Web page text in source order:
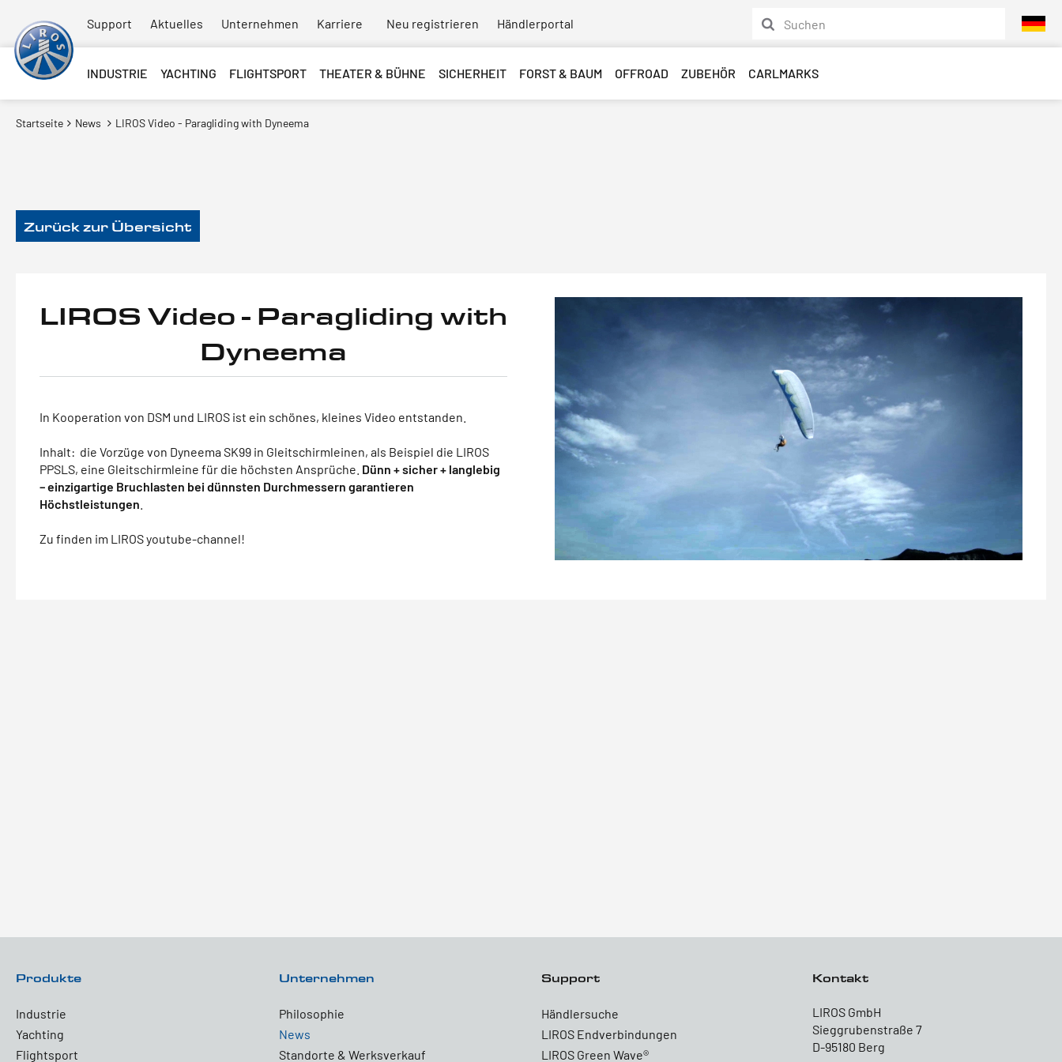
Support Aktuelles Unternehmen Karriere Neu registrieren Händlerportal
INDUSTRIE YACHTING FLIGHTSPORT THEATER & BÜHNE SICHERHEIT FORST & BAUM OFFROAD ZUBEHÖR CARLMARKS
Startseite News LIROS Video - Paragliding with Dyneema
Zurück zur Übersicht
LIROS Video - Paragliding with
Dyneema
In Kooperation von DSM und LIROS ist ein schönes, kleines Video entstanden.
Inhalt: die Vorzüge von Dyneema SK99 in Gleitschirmleinen, als Beispiel die LIROS
PPSLS, eine Gleitschirmleine für die höchsten Ansprüche. Dünn + sicher + langlebig
– einzigartige Bruchlasten bei dünnsten Durchmessern garantieren
Höchstleistungen
Zu finden im LIROS youtube-channel!
Produkte
Industrie
Yachting
Flightsport
Unternehmen
Philosophie
News
Standorte & Werksverkauf
Support
Händlersuche
LIROS Endverbindungen
LIROS Green Wave®
Kontakt
LIROS GmbH
Sieggrubenstraße 7
D-95180 Berg